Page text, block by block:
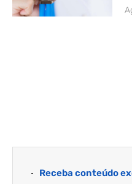
Receba conteúdo